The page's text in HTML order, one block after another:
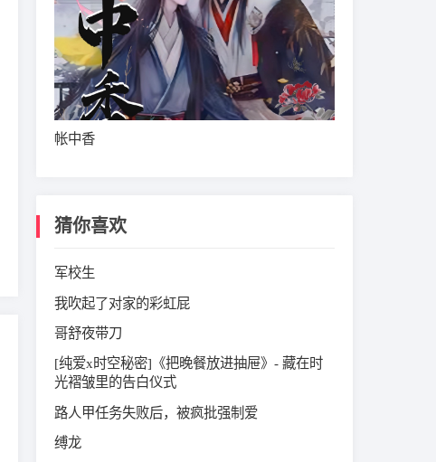
帐中香
猜你喜欢
军校生
我吹起了对家的彩虹屁
哥舒夜带刀
[纯爱x时空秘密]《把晚餐放进抽屉》- 藏在时
光褶皱里的告白仪式
路人甲任务失败后，被疯批强制爱
缚龙